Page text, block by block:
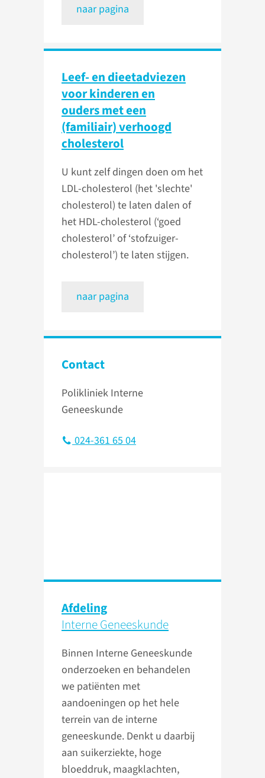
naar pagina
Leef- en dieetadviezen
voor kinderen en
ouders met een
(familiair) verhoogd
cholesterol
U kunt zelf dingen doen om het
LDL-cholesterol (het 'slechte'
cholesterol) te laten dalen of
het HDL-cholesterol (‘goed
cholesterol’ of ‘stofzuiger-
cholesterol’) te laten stijgen.
naar pagina
Contact
Polikliniek Interne
Geneeskunde
024-361 65 04
Afdeling
Interne Geneeskunde
Binnen Interne Geneeskunde
onderzoeken en behandelen
we patiënten met
aandoeningen op het hele
terrein van de interne
geneeskunde. Denkt u daarbij
aan suikerziekte, hoge
bloeddruk, maagklachten,